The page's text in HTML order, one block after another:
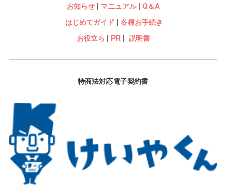
お知らせ| マニュアル| Q＆A
はじめてガイド | 各種お手続き
お役立ち | PR| 説明書
特商法対応電子契約書